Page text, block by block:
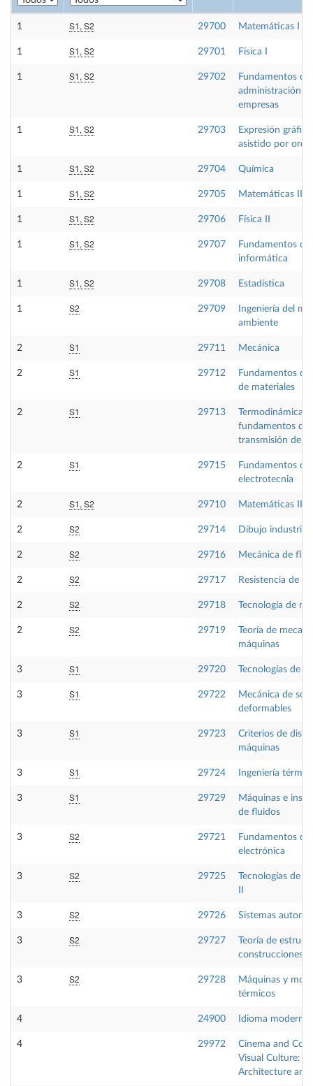
1 S1, S2 29700 Matemáticas I
1 S1, S2 29701 Física I
1 S1, S2 29702
Fundamentos de
administración
empresas
1 S1, S2 29703
Expresión
asistido por
1 S1, S2 29704 Química
1 S1, S2 29705 Matemáticas II
1 S1, S2 29706 Física II
1 S1, S2 29707
Fundamentos de
informática
1 S1, S2 29708 Estadística
1 S2 29709
Ingeniería del
ambiente
2 S1 29711 Mecánica
2 S1 29712
Fundamentos de
de materiales
2 S1 29713
Termodinámica
fundamentos de
transmisión de
2 S1 29715
Fundamentos de
electrotecnia
2 S1, S2 29710 Matemáticas III
2 S2 29714 Dibujo industrial
2 S2 29716 Mecánica de
2 S2 29717 Resistencia de
2 S2 29718 Tecnología de
2 S2 29719
Teoría de
máquinas
3 S1 29720 Tecnologías de
3 S1 29722
Mecánica de
deformables
3 S1 29723
Criterios de
máquinas
3 S1 29724 Ingeniería
3 S1 29729
Máquinas e
de fluidos
3 S2 29721
Fundamentos de
electrónica
3 S2 29725
Tecnologías de
3 S2 29726 Sistemas
3 S2 29727
Teoría de
construcciones
3 S2 29728
Máquinas y
térmicos
4 24900 Idioma moderno
4 29972
Cinema and
Visual Culture:
Architecture and